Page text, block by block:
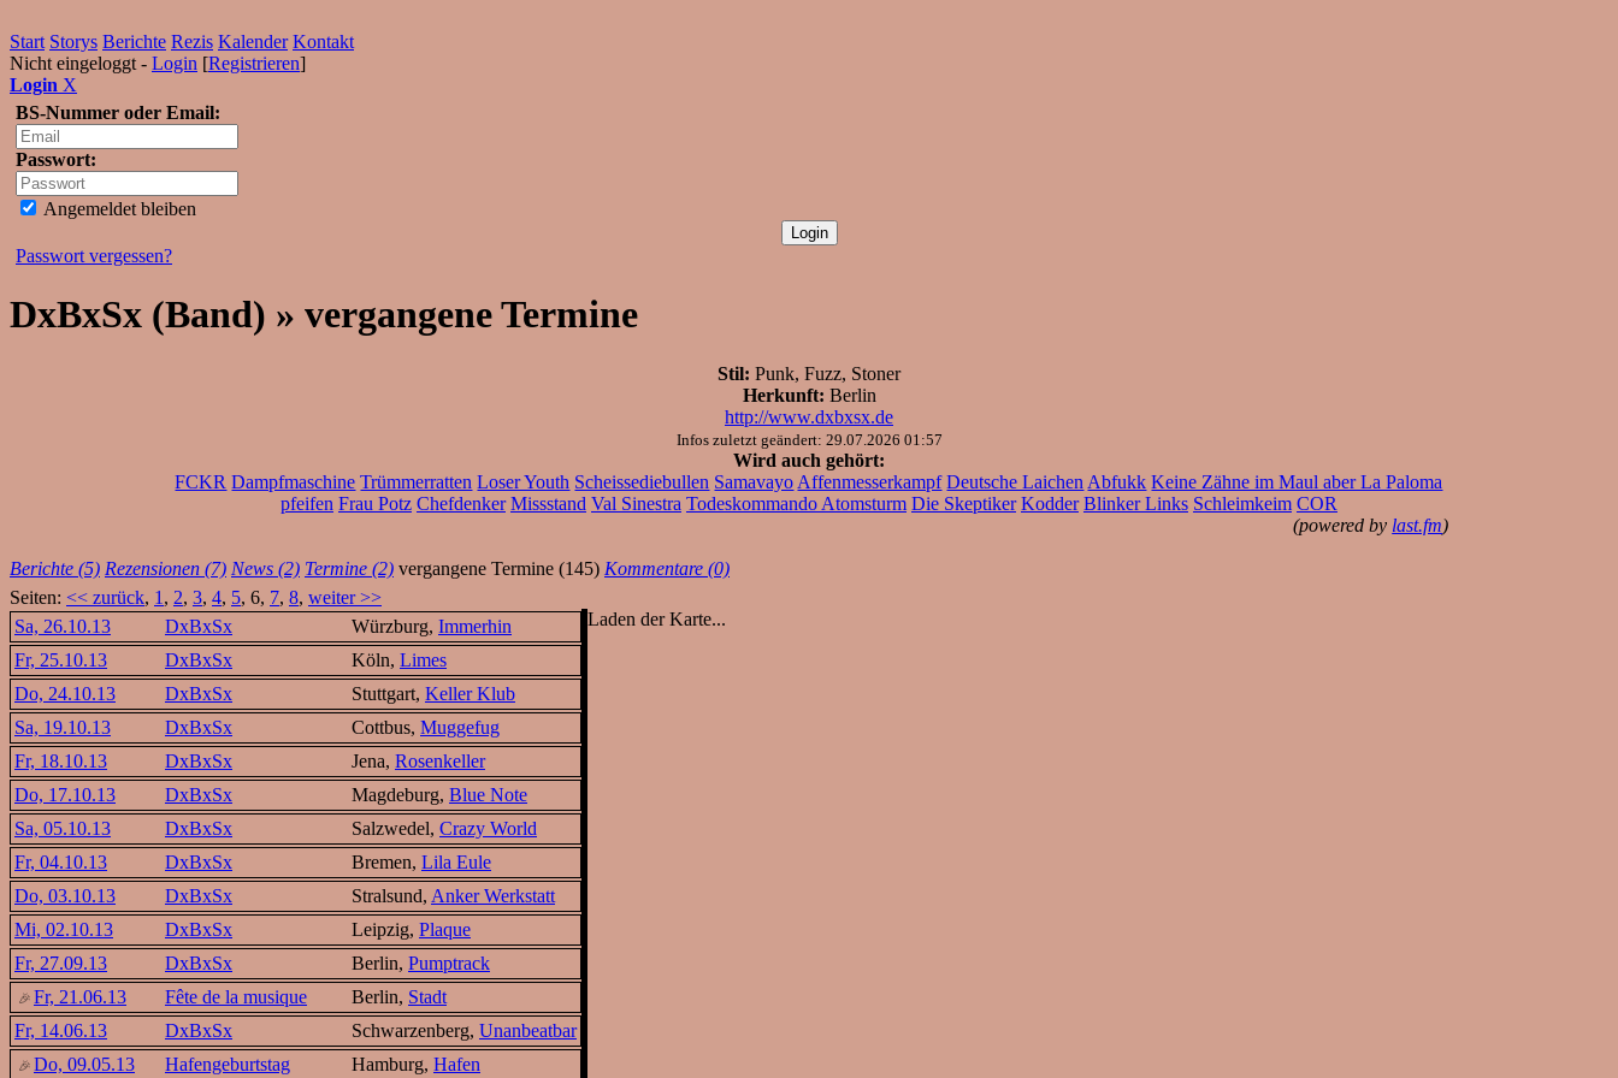
Start Storys Berichte Rezis Kalender Kontakt
Nicht eingeloggt - Login [Registrieren]
Login X
BS-Nummer oder Email:
Passwort:
Angemeldet bleiben
Passwort vergessen?
DxBxSx (Band) » vergangene Termine
Stil: Punk, Fuzz, Stoner
Herkunft: Berlin
http://www.dxbxsx.de
Infos zuletzt geändert: 29.07.2026 01:57
Wird auch gehört:
FCKR Dampfmaschine Trümmerratten Loser Youth Scheissediebullen Samavayo Affenmesserkampf Deutsche Laichen Abfukk Keine Zähne im Maul aber La Paloma
pfeifen Frau Potz Chefdenker Missstand Val Sinestra Todeskommando Atomsturm Die Skeptiker Kodder Blinker Links Schleimkeim COR
(powered by last.fm)
Berichte (5) Rezensionen (7) News (2) Termine (2) vergangene Termine (145) Kommentare (0)
Seiten: << zurück, 1 , 2, 3, 4, 5, 6, 7, 8, weiter >>
Sa, 26.10.13
DxBxSx Würzburg, Immerhin
Fr, 25.10.13
DxBxSx Köln, Limes
Do, 24.10.13
DxBxSx Stuttgart, Keller Klub
Sa, 19.10.13
DxBxSx Cottbus, Muggefug
Fr, 18.10.13
DxBxSx Jena, Rosenkeller
Do, 17.10.13
DxBxSx Magdeburg, Blue Note
Sa, 05.10.13
DxBxSx Salzwedel, Crazy World
Fr, 04.10.13
DxBxSx Bremen, Lila Eule
Do, 03.10.13
DxBxSx Stralsund, Anker Werkstatt
Mi, 02.10.13
DxBxSx Leipzig, Plaque
Fr, 27.09.13
DxBxSx Berlin, Pumptrack
Fr, 21.06.13
Fête de la musique Berlin, Stadt
Fr, 14.06.13
DxBxSx Schwarzenberg, Unanbeatbar
Do, 09.05.13
Hafengeburtstag Hamburg, Hafen
Laden der Karte...